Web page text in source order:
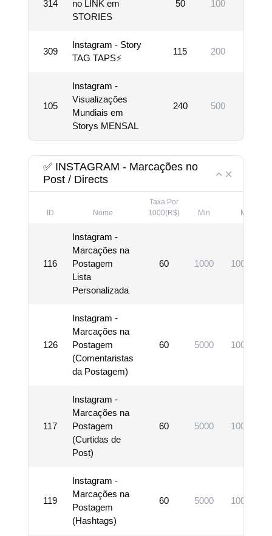
314
no LINK em
STORIES
50 100
309
Instagram - Story
TAG TAPS⚡
115 200
105
Instagram -
Visualizações
Mundiais em
Storys MENSAL
240 500
✅ INSTAGRAM - Marcações no
Post / Directs
ID Nome
Taxa Por
1000(R$)
Min Max
116
Instagram -
Marcações na
Postagem
Lista
Personalizada
60 1000 1000000
126
Instagram -
Marcações na
Postagem
(Comentaristas
da Postagem)
60 5000 1000000
117
Instagram -
Marcações na
Postagem
(Curtidas de
Post)
60 5000 1000000
119
Instagram -
Marcações na
Postagem
(Hashtags)
60 5000 1000000